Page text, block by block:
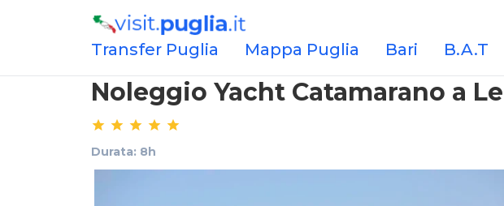
Transfer Puglia Mappa Puglia Bari B.A.T
Noleggio Yacht Catamarano a
Durata: 8h